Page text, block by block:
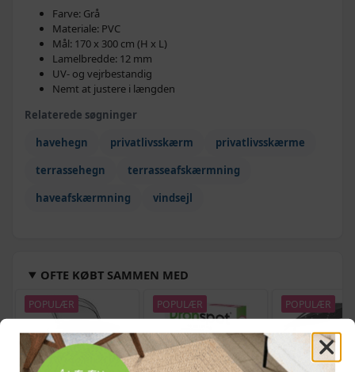
Farve: Grå
Materiale: PVC
Mål: 170 x 300 cm (H x L)
Lamelbredde: 12 mm
UV- og vejrbestandig
Nemt at justere i længden
Relaterede søgninger
havehegn
privatlivsskærm
privatlivsskærme
terrassehegn
terrasseafskærmning
haveafskærmning
vindsejl
OFTE KØBT SAMMEN MED
POPULÆR POPULÆR POPULÆR